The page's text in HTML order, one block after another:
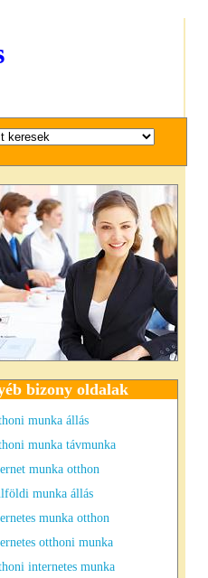
bizony oldalak
munka állás
munka távmunka
munka otthon
munka állás
munka otthon
otthoni munka
internetes munka